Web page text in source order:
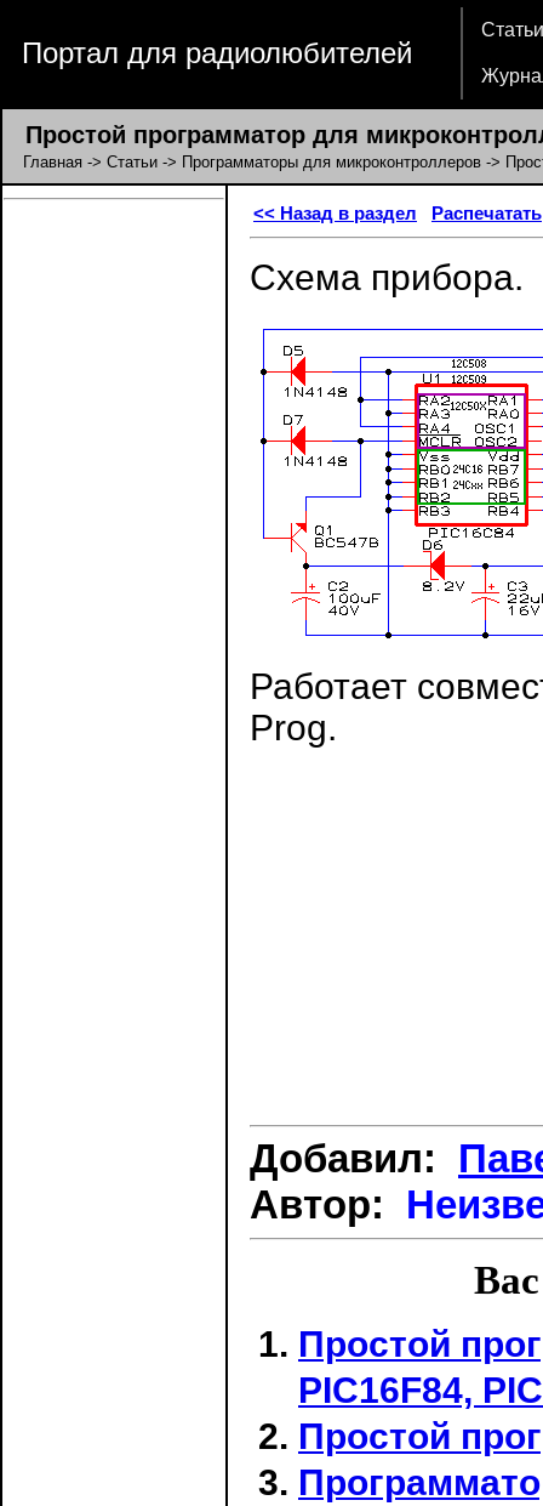
Портал для радиолюбителей
Статьи
Простой программатор для
Главная -> Статьи -> Программаторы для микроконтроллеров ->
<< Назад в раздел Распечатать
Схема прибора.
Работает
Prog.
Добавил:
Автор:
Простой
PIC16F84,
Простой